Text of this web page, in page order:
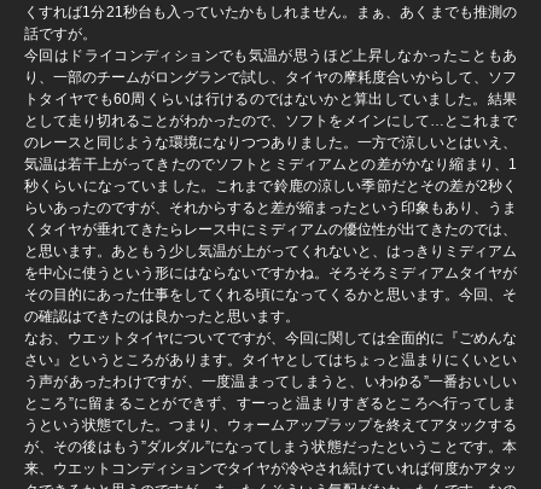
くすれば1分21秒台も入っていたかもしれません。まぁ、あくまでも推測の
話ですが。
今回はドライコンディションでも気温が思うほど上昇しなかったこともあ
り、一部のチームがロングランで試し、タイヤの摩耗度合いからして、ソフ
トタイヤでも60周くらいは行けるのではないかと算出していました。結果
として走り切れることがわかったので、ソフトをメインにして…とこれまで
のレースと同じような環境になりつつありました。一方で涼しいとはいえ、
気温は若干上がってきたのでソフトとミディアムとの差がかなり縮まり、1
秒くらいになっていました。これまで鈴鹿の涼しい季節だとその差が2秒く
らいあったのですが、それからすると差が縮まったという印象もあり、うま
くタイヤが垂れてきたらレース中にミディアムの優位性が出てきたのでは、
と思います。あともう少し気温が上がってくれないと、はっきりミディアム
を中心に使うという形にはならないですかね。そろそろミディアムタイヤが
その目的にあった仕事をしてくれる頃になってくるかと思います。今回、そ
の確認はできたのは良かったと思います。
なお、ウエットタイヤについてですが、今回に関しては全面的に『ごめんな
さい』というところがあります。タイヤとしてはちょっと温まりにくいとい
う声があったわけですが、一度温まってしまうと、いわゆる”一番おいしい
ところ”に留まることができず、すーっと温まりすぎるところへ行ってしま
うという状態でした。つまり、ウォームアップラップを終えてアタックする
が、その後はもう”ダルダル”になってしまう状態だったということです。本
来、ウエットコンディションでタイヤが冷やされ続けていれば何度かアタッ